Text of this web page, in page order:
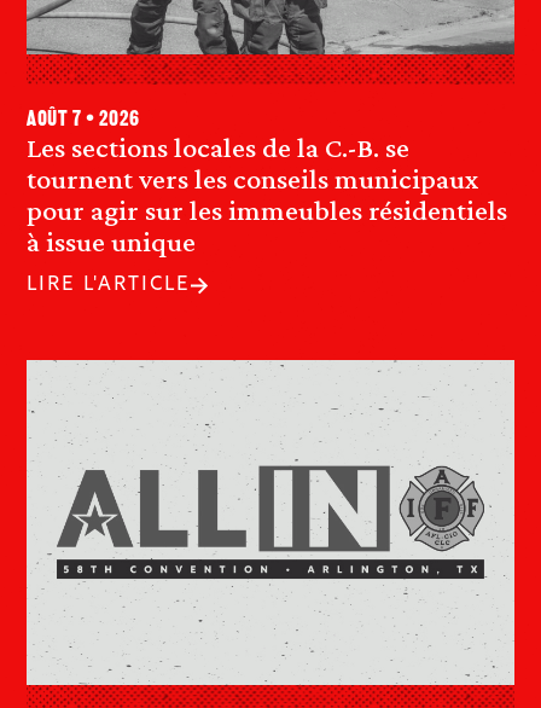
Les sections locales de la C.-B. se
tournent vers les conseils municipaux
pour agir sur les immeubles résidentiels
à issue unique
août 7 • 2026
LIRE L'ARTICLE